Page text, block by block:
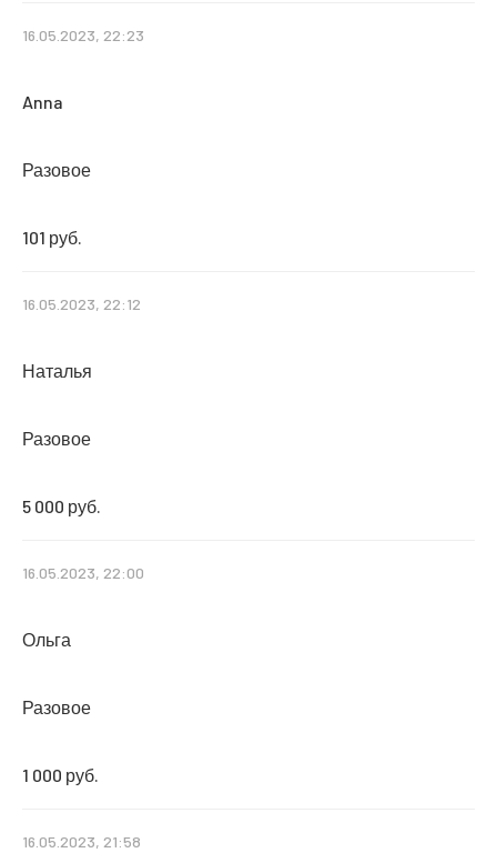
16.05.2023, 22:23
Anna
Разовое
101 руб.
16.05.2023, 22:12
Наталья
Разовое
5 000 руб.
16.05.2023, 22:00
Ольга
Разовое
1 000 руб.
16.05.2023, 21:58